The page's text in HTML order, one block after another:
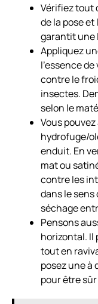
Vérifiez tout
de la pose
garantit une
Appliquez
l’essence
contre le
insectes.
selon le
Vous
hydrofuge/
enduit. En
mat ou
contre les
dans le
séchage
Pensons
horizontal. Il
tout en
posez une à
pour être